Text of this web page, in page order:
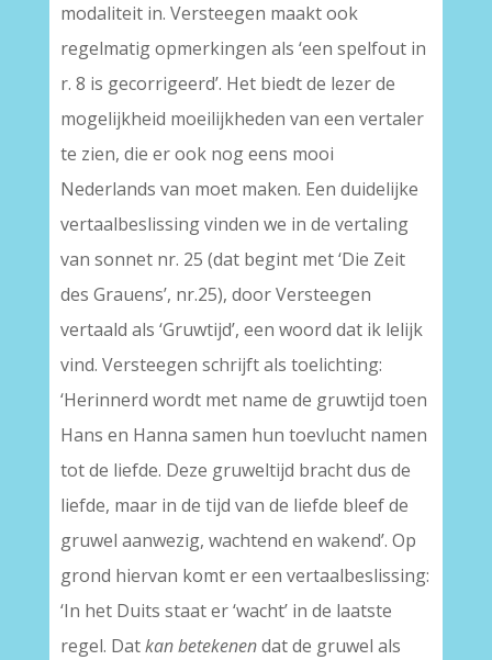
modaliteit in. Versteegen maakt ook
regelmatig opmerkingen als ‘een spelfout in
r. 8 is gecorrigeerd’. Het biedt de lezer de
mogelijkheid moeilijkheden van een vertaler
te zien, die er ook nog eens mooi
Nederlands van moet maken. Een duidelijke
vertaalbeslissing vinden we in de vertaling
van sonnet nr. 25 (dat begint met ‘Die Zeit
des Grauens’, nr.25), door Versteegen
vertaald als ‘Gruwtijd’, een woord dat ik lelijk
vind. Versteegen schrijft als toelichting:
‘Herinnerd wordt met name de gruwtijd toen
Hans en Hanna samen hun toevlucht namen
tot de liefde. Deze gruweltijd bracht dus de
liefde, maar in de tijd van de liefde bleef de
gruwel aanwezig, wachtend en wakend’. Op
grond hiervan komt er een vertaalbeslissing:
‘In het Duits staat er ‘wacht’ in de laatste
regel. Datkan betekenendat de gruwel als